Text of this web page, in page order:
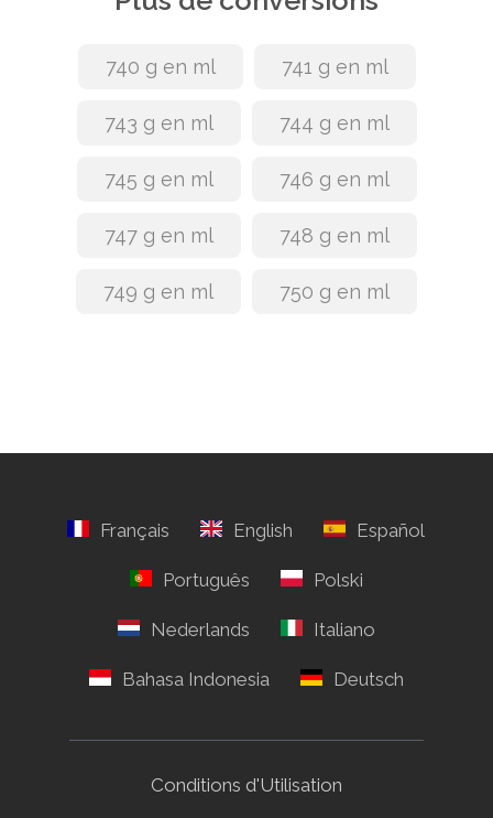
740 g en ml 741 g en ml
743 g en ml 744 g en ml
745 g en ml 746 g en ml
747 g en ml 748 g en ml
749 g en ml 750 g en ml
Conditions d'Utilisation